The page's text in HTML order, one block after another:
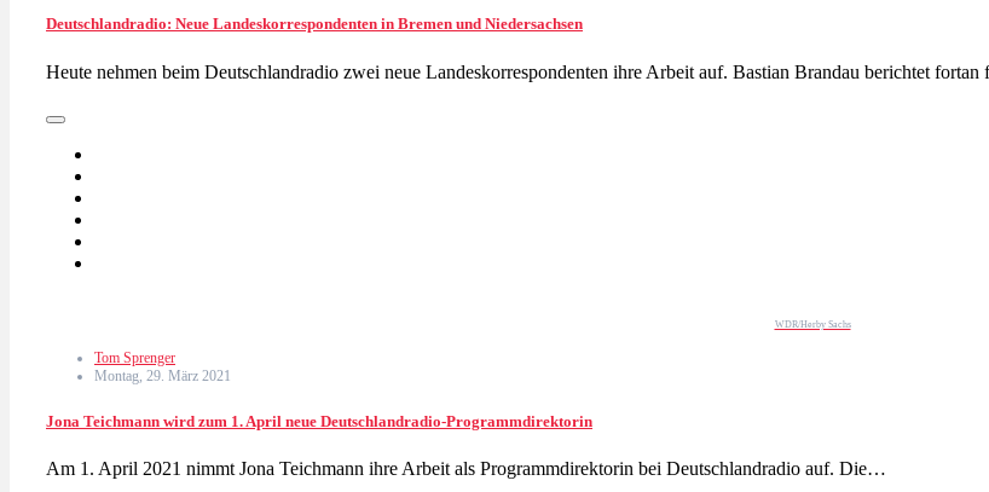
Deutschlandradio: Neue Landeskorrespondenten in Bremen und Niedersachsen
Heute nehmen beim Deutschlandradio zwei neue Landeskorrespondenten ihre Arbeit auf. Bastian Brandau berichtet
WDR/Herby Sachs
Tom Sprenger
Montag, 29. März 2021
Jona Teichmann wird zum 1. April neue Deutschlandradio-Programmdirektorin
Am 1. April 2021 nimmt Jona Teichmann ihre Arbeit als Programmdirektorin bei Deutschlandradio auf. Die…